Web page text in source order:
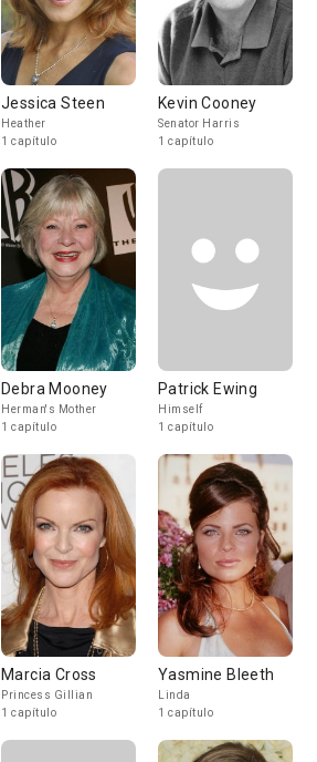
Jessica Steen
Heather
1 capítulo
Kevin Cooney
Senator Harris
1 capítulo
Debra Mooney
Herman's Mother
1 capítulo
Patrick Ewing
Himself
1 capítulo
Marcia Cross
Princess Gillian
1 capítulo
Yasmine Bleeth
Linda
1 capítulo